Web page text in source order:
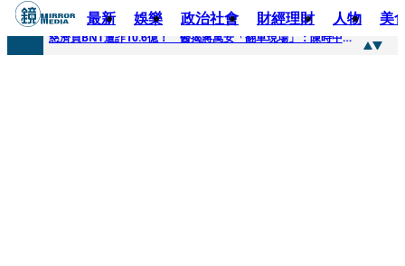
最新 娛樂 政治社會 財經理財 人物 美
快訊
慈濟買BNT遭詐10.6億！ 醫揭蔣萬安「翻車現場」：陳時中當年是阻止被騙